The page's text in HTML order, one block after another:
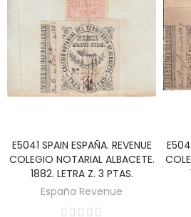
AÑADIR AL CARRITO
E5041 SPAIN ESPAÑA. REVENUE
COLEGIO NOTARIAL ALBACETE.
1882. LETRA Z. 3 PTAS.
España Revenue